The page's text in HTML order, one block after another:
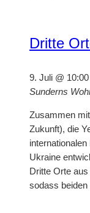
Dritte
9. Juli @ 10:00
Sunderns
Zusammen
Zukunft), die
Ukraine
Dritte Orte
sodass beiden